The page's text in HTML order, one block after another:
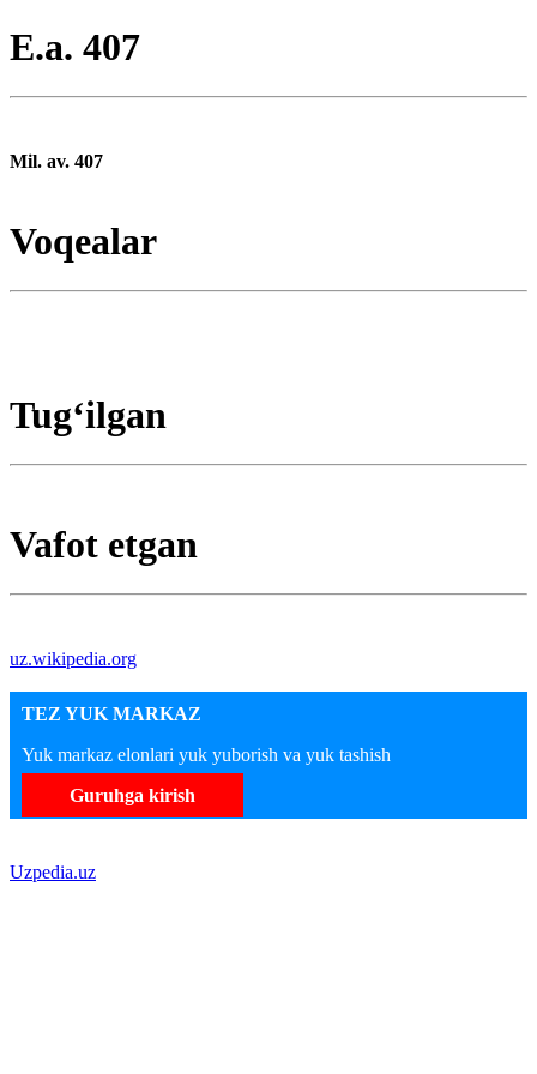
E.a. 407
Mil. av. 407
Voqealar
Tugʻilgan
Vafot etgan
uz.wikipedia.org
TEZ YUK MARKAZ
Yuk markaz elonlari yuk yuborish va yuk tashish
Guruhga kirish
Uzpedia.uz